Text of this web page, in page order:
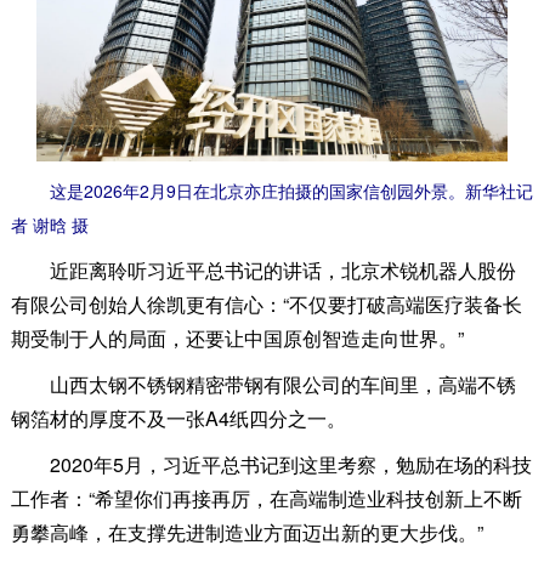
这是2026年2月9日在北京亦庄拍摄的国家信创园外景。新华社记
者 谢晗 摄
近距离聆听习近平总书记的讲话，北京术锐机器人股份
有限公司创始人徐凯更有信心：“不仅要打破高端医疗装备长
期受制于人的局面，还要让中国原创智造走向世界。”
山西太钢不锈钢精密带钢有限公司的车间里，高端不锈
钢箔材的厚度不及一张A4纸四分之一。
2020年5月，习近平总书记到这里考察，勉励在场的科技
工作者：“希望你们再接再厉，在高端制造业科技创新上不断
勇攀高峰，在支撑先进制造业方面迈出新的更大步伐。”